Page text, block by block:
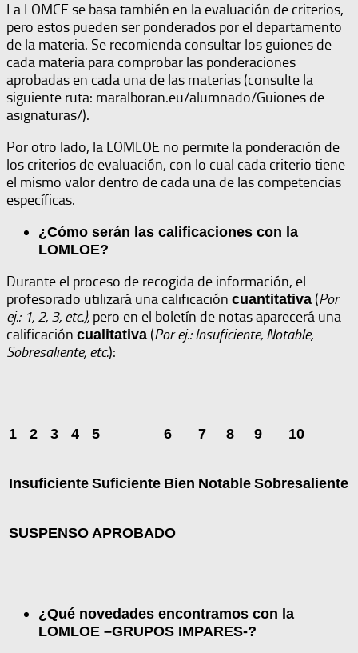
La LOMCE se basa también en la evaluación de criterios,
pero estos pueden ser ponderados por el departamento
de la materia. Se recomienda consultar los guiones de
cada materia para comprobar las ponderaciones
aprobadas en cada una de las materias (consulte la
siguiente ruta: maralboran.eu/alumnado/Guiones de
asignaturas/).
Por otro lado, la LOMLOE no permite la ponderación de
los criterios de evaluación, con lo cual cada criterio tiene
el mismo valor dentro de cada una de las competencias
específicas.
¿Cómo serán las calificaciones con la
LOMLOE?
Durante el proceso de recogida de información, el
profesorado utilizará una calificación cuantitativa (Por
ej.: 1, 2, 3, etc.), pero en el boletín de notas aparecerá una
calificación cualitativa (Por ej.: Insuficiente, Notable,
Sobresaliente, etc.):
1 2 3 4 5 6 7 8 9 10
Insuficiente Suficiente Bien Notable Sobresaliente
SUSPENSO APROBADO
¿Qué novedades encontramos con la
LOMLOE –GRUPOS IMPARES-?